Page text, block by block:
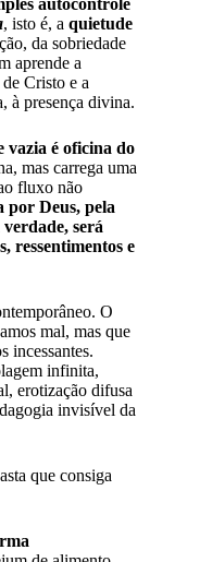
autocontrole
, isto é, a quietude
da sobriedade
aprende a
Cristo e a
à presença divina.
vazia é oficina do
mas carrega uma
fluxo não
por Deus, pela
será
ressentimentos e
O
mal, mas que
incessantes.
infinita,
erotização difusa
invisível da
que consiga